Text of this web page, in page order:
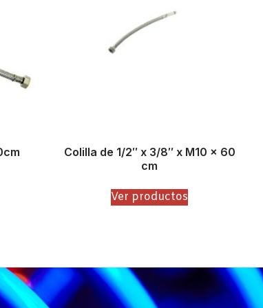
Colilla de 1/2″ x 3/8″ x M10 x 60
cm
Ver productos